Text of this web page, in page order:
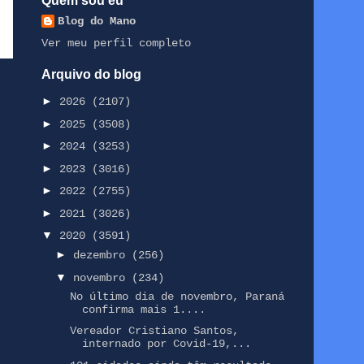
Blog do Mano
Ver meu perfil completo
Arquivo do blog
► 2026
(2107)
► 2025
(3508)
► 2024
(3253)
► 2023
(3016)
► 2022
(2755)
► 2021
(3026)
▼ 2020
(3591)
► dezembro
(256)
▼ novembro
(234)
No último dia de novembro, Paraná
confirma mais 1....
Vereador Cristiano Santos,
internado por Covid-19,...